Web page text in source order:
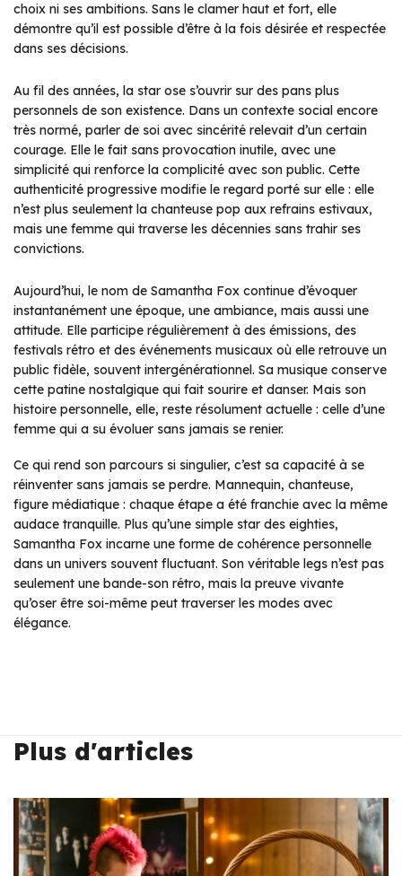
choix ni ses ambitions. Sans le clamer haut et fort, elle
démontre qu’il est possible d’être à la fois désirée et respectée
dans ses décisions.
Au fil des années, la star ose s’ouvrir sur des pans plus
personnels de son existence. Dans un contexte social encore
très normé, parler de soi avec sincérité relevait d’un certain
courage. Elle le fait sans provocation inutile, avec une
simplicité qui renforce la complicité avec son public. Cette
authenticité progressive modifie le regard porté sur elle : elle
n’est plus seulement la chanteuse pop aux refrains estivaux,
mais une femme qui traverse les décennies sans trahir ses
convictions.
Aujourd’hui, le nom de Samantha Fox continue d’évoquer
instantanément une époque, une ambiance, mais aussi une
attitude. Elle participe régulièrement à des émissions, des
festivals rétro et des événements musicaux où elle retrouve un
public fidèle, souvent intergénérationnel. Sa musique conserve
cette patine nostalgique qui fait sourire et danser. Mais son
histoire personnelle, elle, reste résolument actuelle : celle d’une
femme qui a su évoluer sans jamais se renier.
Ce qui rend son parcours si singulier, c’est sa capacité à se
réinventer sans jamais se perdre. Mannequin, chanteuse,
figure médiatique : chaque étape a été franchie avec la même
audace tranquille. Plus qu’une simple star des eighties,
Samantha Fox incarne une forme de cohérence personnelle
dans un univers souvent fluctuant. Son véritable legs n’est pas
seulement une bande-son rétro, mais la preuve vivante
qu’oser être soi-même peut traverser les modes avec
élégance.
Plus d'articles